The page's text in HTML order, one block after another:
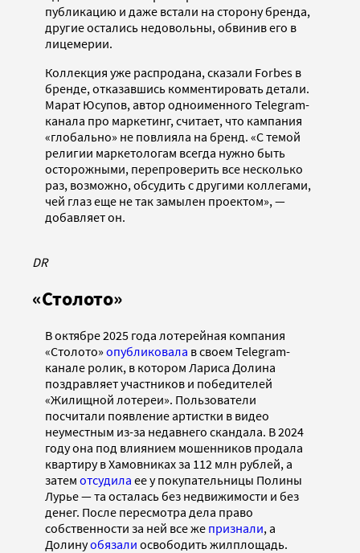
публикацию и даже встали на сторону бренда,
другие остались недовольны, обвинив его в
лицемерии.
Коллекция уже распродана, сказали Forbes в
бренде, отказавшись комментировать детали.
Марат Юсупов, автор одноименного Telegram-
канала про маркетинг, считает, что кампания
«глобально» не повлияла на бренд. «С темой
религии маркетологам всегда нужно быть
осторожными, перепроверить все несколько
раз, возможно, обсудить с другими коллегами,
чей глаз еще не так замылен проектом», —
добавляет он.
DR
«Столото»
В октябре 2025 года лотерейная компания
«Столото» опубликовала в своем Telegram-
канале ролик, в котором Лариса Долина
поздравляет участников и победителей
«Жилищной лотереи». Пользователи
посчитали появление артистки в видео
неуместным из-за недавнего скандала. В 2024
году она под влиянием мошенников продала
квартиру в Хамовниках за 112 млн рублей, а
затем отсудила ее у покупательницы Полины
Лурье — та осталась без недвижимости и без
денег. После пересмотра дела право
собственности за ней все же признали, а
Долинуобязали освободить жилплощадь.